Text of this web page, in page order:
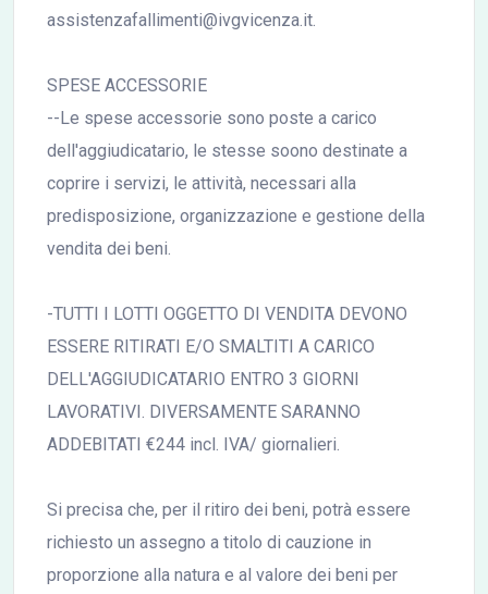
assistenzafallimenti@ivgvicenza.it.
SPESE ACCESSORIE
--Le spese accessorie sono poste a carico
dell'aggiudicatario, le stesse soono destinate a
coprire i servizi, le attività, necessari alla
predisposizione, organizzazione e gestione della
vendita dei beni.
-TUTTI I LOTTI OGGETTO DI VENDITA DEVONO
ESSERE RITIRATI E/O SMALTITI A CARICO
DELL'AGGIUDICATARIO ENTRO 3 GIORNI
LAVORATIVI. DIVERSAMENTE SARANNO
ADDEBITATI €244 incl. IVA/ giornalieri.
Si precisa che, per il ritiro dei beni, potrà essere
richiesto un assegno a titolo di cauzione in
proporzione alla natura e al valore dei beni per